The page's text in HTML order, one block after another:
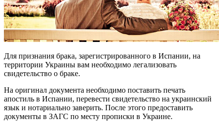
Для признания брака, зарегистрированного в Испании, на
территории Украины вам необходимо легализовать
свидетельство о браке.
На оригинал документа необходимо поставить печать
апостиль в Испании, перевести свидетельство на украинский
язык и нотариально заверить. После этого предоставить
документы в ЗАГС по месту прописки в Украине.